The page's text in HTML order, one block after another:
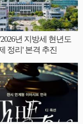
년 지방세 현년도
정리' 본격 추진